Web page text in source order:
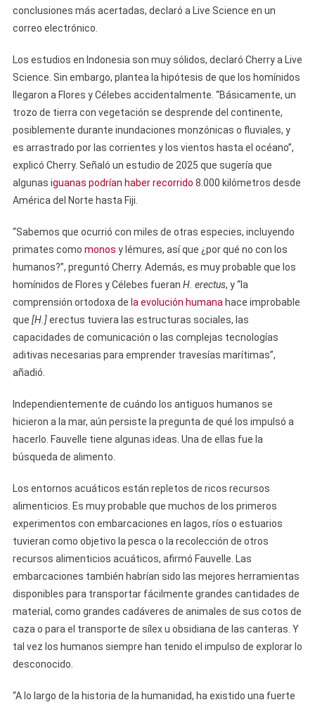
conclusiones más acertadas, declaró a Live Science en un
correo electrónico.
Los estudios en Indonesia son muy sólidos, declaró Cherry a Live
Science. Sin embargo, plantea la hipótesis de que los homínidos
llegaron a Flores y Célebes accidentalmente. “Básicamente, un
trozo de tierra con vegetación se desprende del continente,
posiblemente durante inundaciones monzónicas o fluviales, y
es arrastrado por las corrientes y los vientos hasta el océano”,
explicó Cherry. Señaló un estudio de 2025 que sugería que
algunas iguanas podrían haber recorrido 8.000 kilómetros desde
América del Norte hasta Fiji.
“Sabemos que ocurrió con miles de otras especies, incluyendo
primates como monos y lémures, así que ¿por qué no con los
humanos?”, preguntó Cherry. Además, es muy probable que los
homínidos de Flores y Célebes fueran H. erectus, y “la
comprensión ortodoxa de la evolución humanahace improbable
que [H.]erectus tuviera las estructuras sociales, las
capacidades de comunicación o las complejas tecnologías
aditivas necesarias para emprender travesías marítimas”,
añadió.
Independientemente de cuándo los antiguos humanos se
hicieron a la mar, aún persiste la pregunta de qué los impulsó a
hacerlo. Fauvelle tiene algunas ideas. Una de ellas fue la
búsqueda de alimento.
Los entornos acuáticos están repletos de ricos recursos
alimenticios. Es muy probable que muchos de los primeros
experimentos con embarcaciones en lagos, ríos o estuarios
tuvieran como objetivo la pesca o la recolección de otros
recursos alimenticios acuáticos, afirmó Fauvelle. Las
embarcaciones también habrían sido las mejores herramientas
disponibles para transportar fácilmente grandes cantidades de
material, como grandes cadáveres de animales de sus cotos de
caza o para el transporte de sílex u obsidiana de las canteras. Y
tal vez los humanos siempre han tenido el impulso de explorar lo
desconocido.
“A lo largo de la historia de la humanidad, ha existido una fuerte